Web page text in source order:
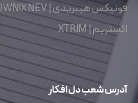
فونیکس هیبریدی | FOWNIX NEV
اکستریم | XTRIM
آدرس شعب دل افکار